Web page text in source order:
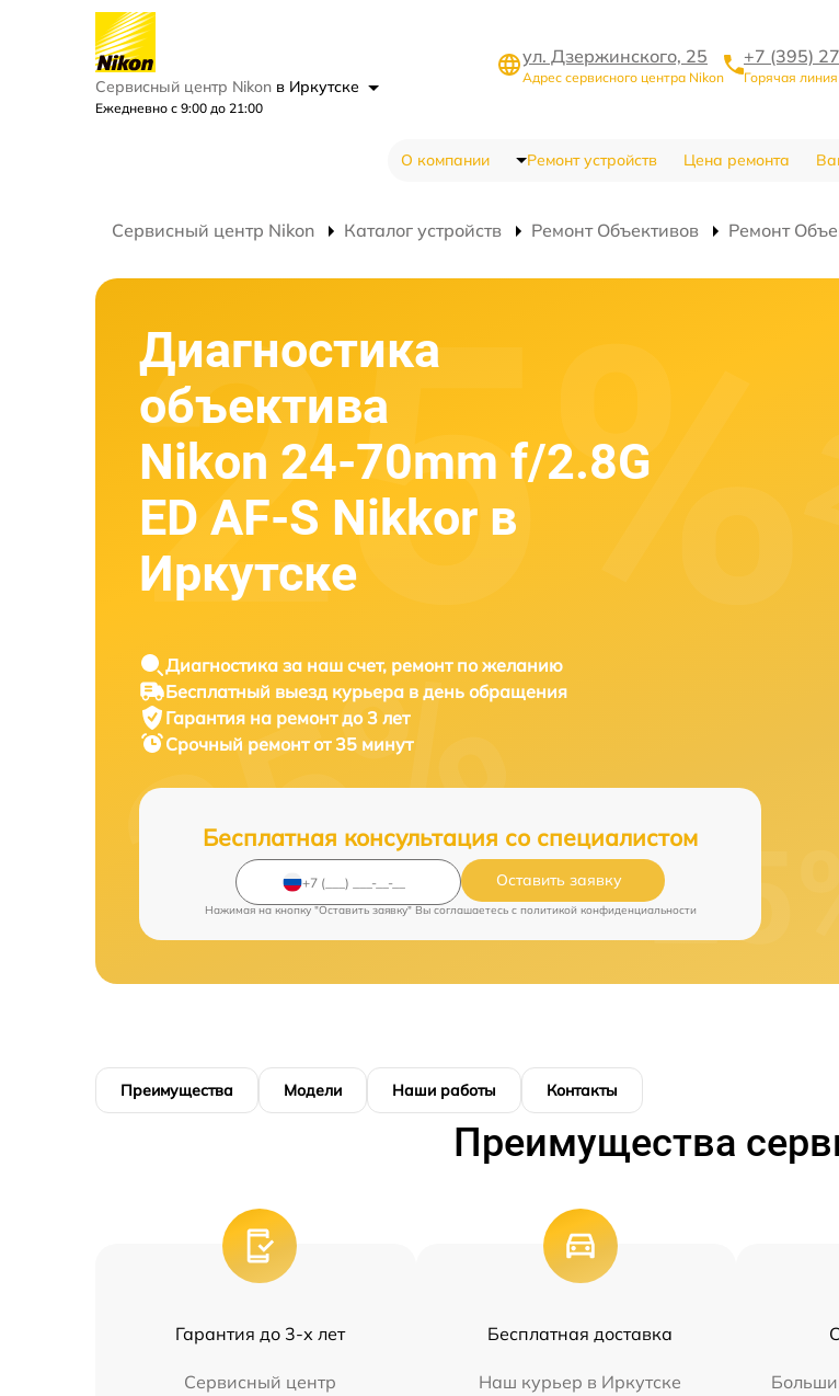
Сервисный центр Nikon в Иркутске
Ежедневно с 9:00 до 21:00
ул. Дзержинского, 25
Адрес сервисного центра Nikon
+7 (395)
Горячая линия
О компании Ремонт устройств Цена ремонта
Сервисный центр Nikon Каталог устройств Ремонт Объективов Ремонт
Диагностика
объектива
Nikon 24-70mm f/2.8G
ED AF-S Nikkor в
Иркутске
Диагностика за наш счет, ремонт по желанию
Бесплатный выезд курьера в день обращения
Гарантия на ремонт до 3 лет
Срочный ремонт от 35 минут
Бесплатная консультация со специалистом
Оставить заявку
Нажимая на кнопку "Оставить заявку" Вы соглашаетесь c политикой конфиденциальности
Преимущества Модели Наши работы Контакты
Преимущества
Гарантия до 3-х лет
Сервисный центр
Бесплатная доставка
Наш курьер в Иркутске